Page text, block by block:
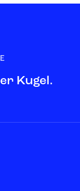
Kugel.